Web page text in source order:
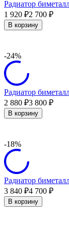
Радиатор
1 920 ₽2 700 ₽
В корзину
-24%
Радиатор
2 880 ₽3 800 ₽
В корзину
-18%
Радиатор
3 840 ₽4 700 ₽
В корзину